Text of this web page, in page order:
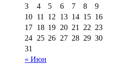
« Июн
3
4 5 6 7 8
9
10 11 12 13 14 15 16
17 18 19 20 21 22 23
24 25 26 27 28 29 30
31